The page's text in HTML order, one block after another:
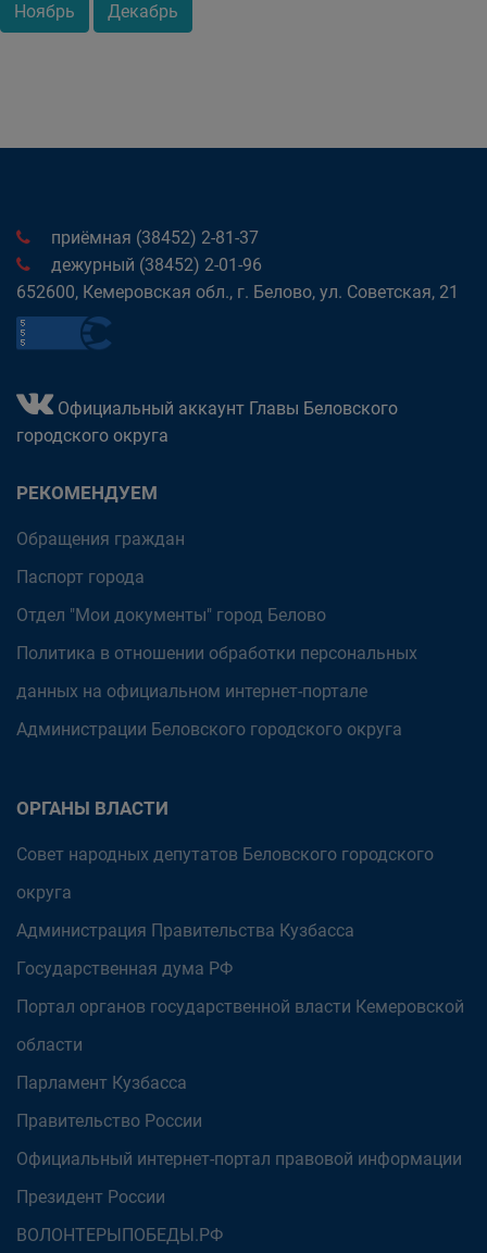
Ноябрь Декабрь
приёмная (38452) 2-81-37
дежурный (38452) 2-01-96
652600, Кемеровская обл., г. Белово, ул. Советская, 21
Официальный аккаунт Главы Беловского
городского округа
РЕКОМЕНДУЕМ
Обращения граждан
Паспорт города
Отдел "Мои документы" город Белово
Политика в отношении обработки персональных
данных на официальном интернет-портале
Администрации Беловского городского округа
ОРГАНЫ ВЛАСТИ
Совет народных депутатов Беловского городского
округа
Администрация Правительства Кузбасса
Государственная дума РФ
Портал органов государственной власти Кемеровской
области
Парламент Кузбасса
Правительство России
Официальный интернет-портал правовой информации
Президент России
ВОЛОНТЕРЫПОБЕДЫ.РФ